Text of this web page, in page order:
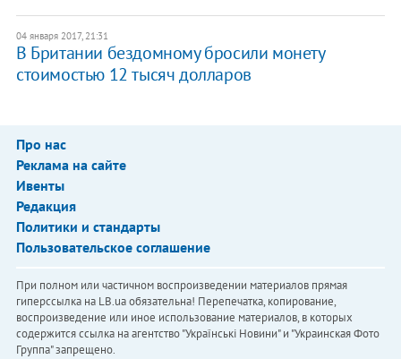
04 января 2017, 21:31
В Британии бездомному бросили монету
стоимостью 12 тысяч долларов
Про нас
Реклама на сайте
Ивенты
Редакция
Политики и стандарты
Пользовательское соглашение
При полном или частичном воспроизведении материалов прямая
гиперссылка на LB.ua обязательна! Перепечатка, копирование,
воспроизведение или иное использование материалов, в которых
содержится ссылка на агентство "Українськi Новини" и "Украинская Фото
Группа" запрещено.